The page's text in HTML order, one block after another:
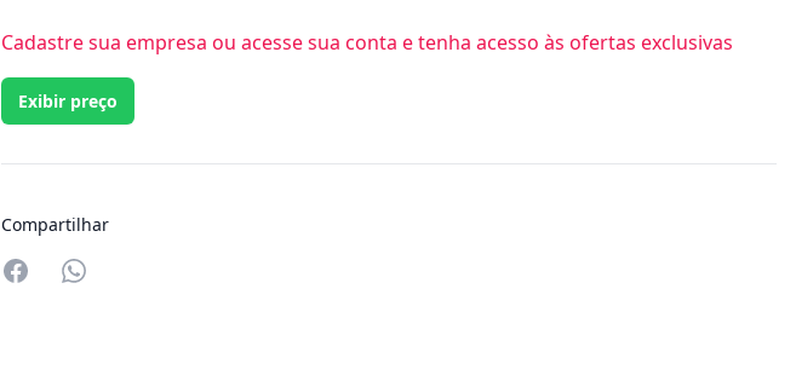
Cadastre sua empresa ou acesse sua conta e tenha acesso às ofertas exclusivas
Exibir preço
Compartilhar
Compartilhar no Whatsapp